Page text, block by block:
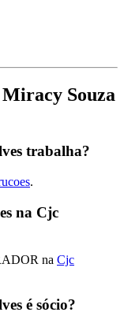
Souza
trabalha?
.
na Cjc
na Cjc
é sócio?